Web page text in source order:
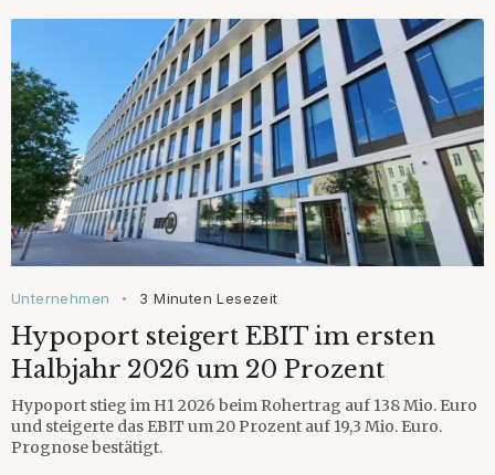
Unternehmen • 3 Minuten Lesezeit
Hypoport steigert EBIT im ersten
Halbjahr 2026 um 20 Prozent
Hypoport stieg im H1 2026 beim Rohertrag auf 138 Mio. Euro
und steigerte das EBIT um 20 Prozent auf 19,3 Mio. Euro.
Prognose bestätigt.